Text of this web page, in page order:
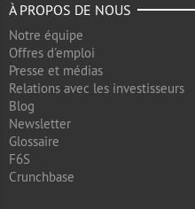
À PROPOS DE NOUS
Notre équipe
Offres d'emploi
Presse et médias
Relations avec les investisseurs
Blog
Newsletter
Glossaire
F6S
Crunchbase